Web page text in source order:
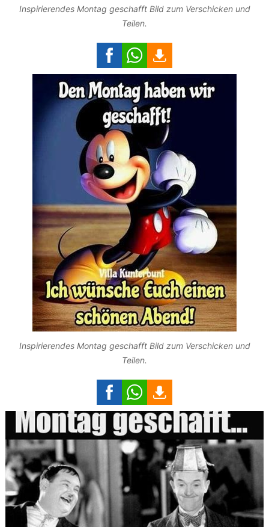
Inspirierendes Montag geschafft Bild zum Verschicken und
Teilen.
Inspirierendes Montag geschafft Bild zum Verschicken und
Teilen.